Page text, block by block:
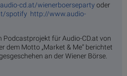
cd.at/wienerboerseparty oder
spotify http://www.audio-
Podcastprojekt für Audio-CD.at von
dem Motto „Market & Me“ berichtet
an der Wiener Börse.